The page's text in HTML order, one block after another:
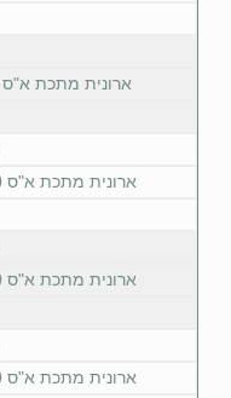
ארונית מתכת א"ס 75 מגירות פלסטיק שחור א"ס
ארונית מתכת א"ס 100 מגירות פלסטיק שחור א"ס
ארונית מתכת א"ס 100 מגירות פלסטיק שחור א"ס
ארונית מתכת א"ס 100 מגירות פלסטיק שחור א"ס